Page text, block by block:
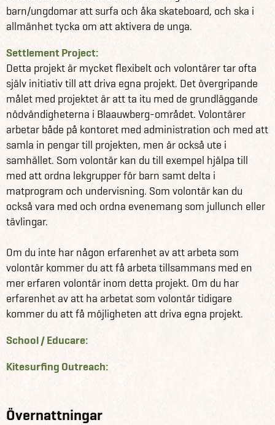
egna initiativ, och behöver se att de människor som leder
de här projekten är riktigt duktiga på det de gör, även om
bakgrunden. Förhållandena skiljer sig åt från det du
kanske är van vid, och det är viktigt att vara medveten om
det.
Så länge du är öppen och positiv och inställd på att både
bidra och lära dig kommer du få en upplevelse för livet.
Det går knappast att vara med om något mer givande än
att se människor från olika kulturer mötas och växa ihop
– oavsett eventuella språkbarriärer, åldersskillnader och
livsförutsättningar.
Läs mer om våra andra tillval till din Sydafrikaresa
Du kan volontärarbeta på ett antal olika platser i världen
med hjälp av oss på Winberg Travel. Kolla in
vilka länder vi erbjuder volontärarbete ioch välj det som
passar dig bäst, eller snacka med oss för att få vägledning
barn/ungdomar att surfa och åka skateboard, och ska i
allmänhet tycka om att aktivera de unga.
Settlement Project:
Detta projekt är mycket flexibelt och volontärer tar ofta
själv initiativ till att driva egna projekt. Det övergripande
målet med projektet är att ta itu med de grundläggande
nödvändigheterna i Blaauwberg-området. Volontärer
arbetar både på kontoret med administration och med att
samla in pengar till projekten, men är också ute i
samhället. Som volontär kan du till exempel hjälpa till
med att ordna lekgrupper för barn samt delta i
matprogram och undervisning. Som volontär kan du
också vara med och ordna evenemang som jullunch eller
tävlingar.
Om du inte har någon erfarenhet av att arbeta som
volontär kommer du att få arbeta tillsammans med en
mer erfaren volontär inom detta projekt. Om du har
erfarenhet av att ha arbetat som volontär tidigare
kommer du att få möjligheten att driva egna projekt.
School / Educare:
Kitesurfing Outreach:
Övernattningar